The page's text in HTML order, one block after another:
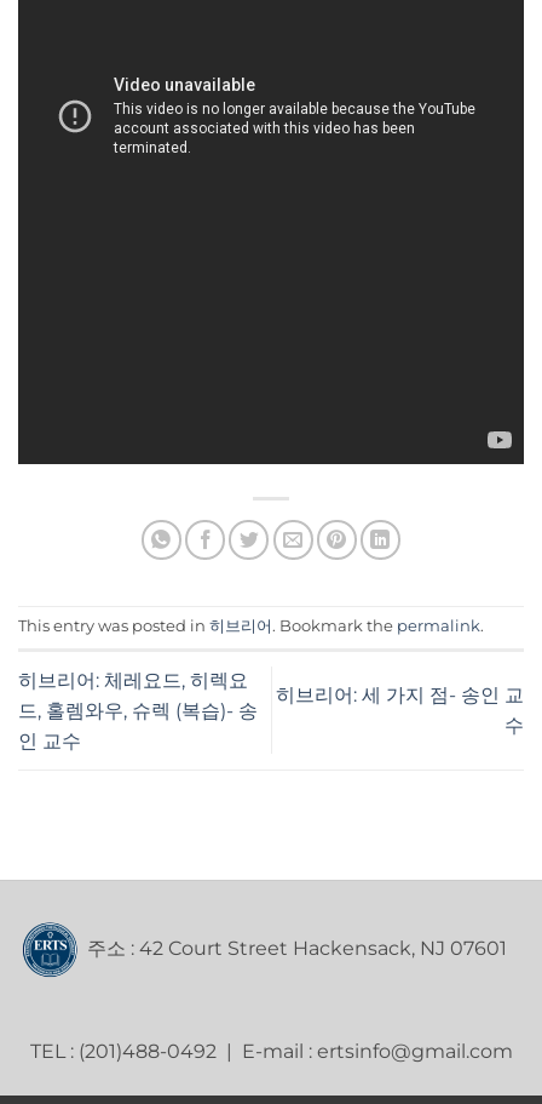
This entry was posted in 히브리어 . Bookmark the permalink.
히브리어: 체레요드, 히렉요
드, 홀렘와우, 슈렉 (복습)- 송
인 교수
히브리어: 세 가지 점- 송인 교
수
주소 : 42 Court Street Hackensack, NJ 07601
TEL : (201)488-0492 | E-mail : ertsinfo@gmail.com